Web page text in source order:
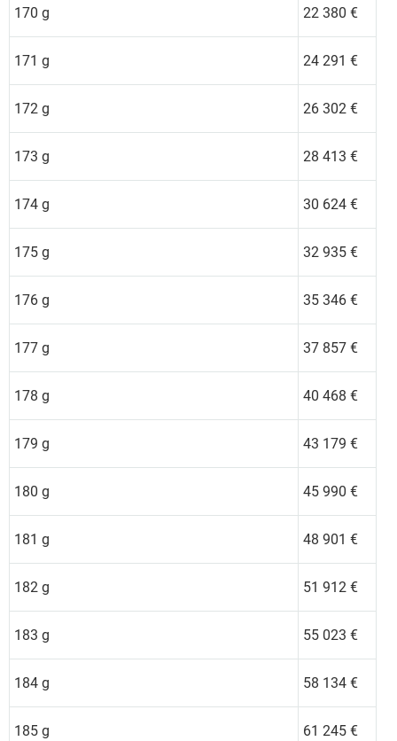
170 g 22 380 €
171 g 24 291 €
172 g 26 302 €
173 g 28 413 €
174 g 30 624 €
175 g 32 935 €
176 g 35 346 €
177 g 37 857 €
178 g 40 468 €
179 g 43 179 €
180 g 45 990 €
181 g 48 901 €
182 g 51 912 €
183 g 55 023 €
184 g 58 134 €
185 g 61 245 €